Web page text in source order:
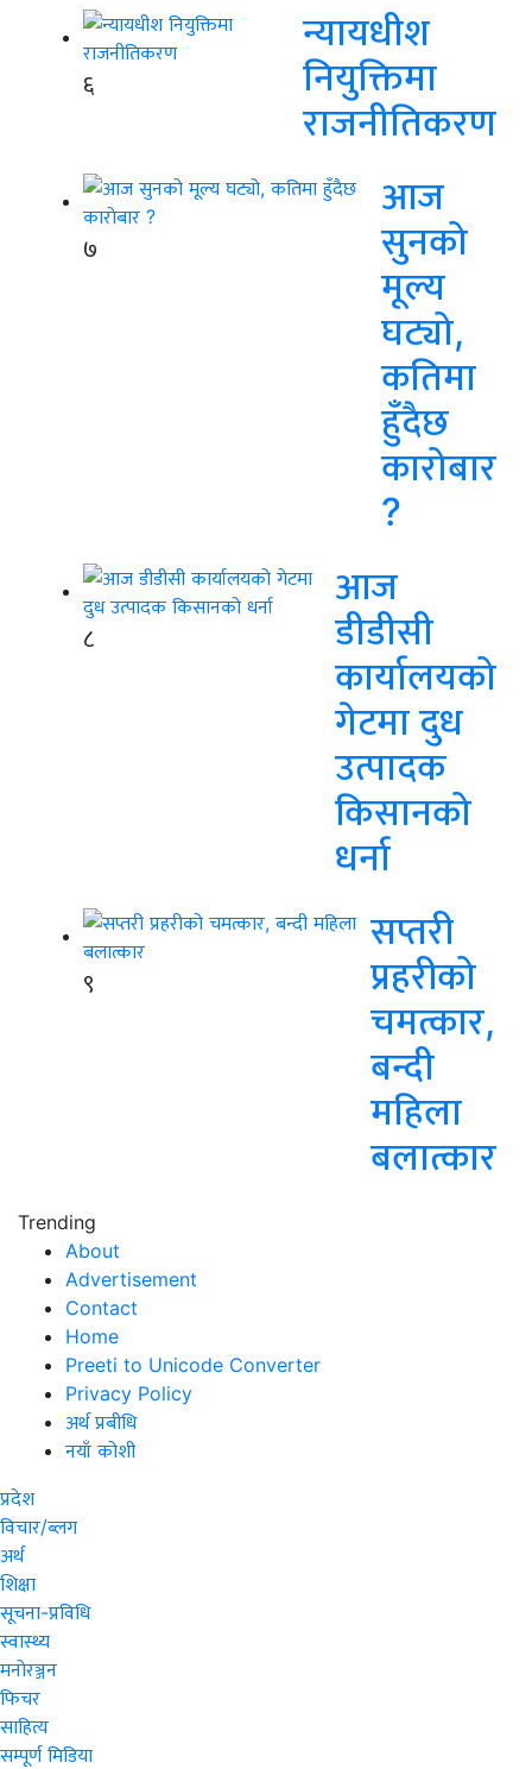
६
न्यायधीश
नियुक्तिमा
राजनीतिकरण
७
आज
सुनको
मूल्य
घट्यो,
कतिमा
हुँदैछ
कारोबार
?
८
आज
डीडीसी
कार्यालयको
गेटमा दुध
उत्पादक
किसानको
धर्ना
९
सप्तरी
प्रहरीको
चमत्कार,
बन्दी
महिला
बलात्कार
Trending
About
Advertisement
Contact
Home
Preeti to Unicode Converter
Privacy Policy
अर्थ प्रबीधि
नयाँ कोशी
प्रदेश
विचार/ब्लग
अर्थ
शिक्षा
सूचना-प्रविधि
स्वास्थ्य
मनोरञ्जन
फिचर
साहित्य
सम्पूर्ण मिडिया